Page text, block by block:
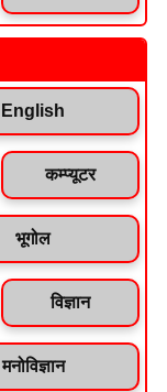
English
कम्प्यूटर
भूगोल
विज्ञान
मनोविज्ञान